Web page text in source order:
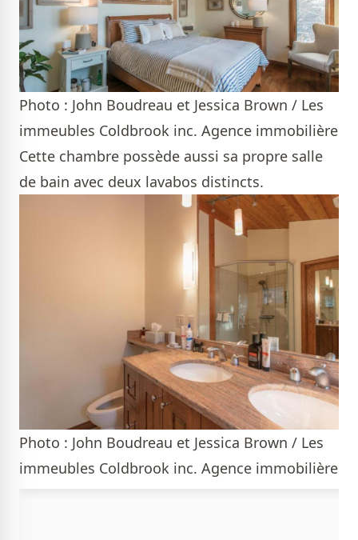
Photo : John Boudreau et Jessica Brown / Les
immeubles Coldbrook inc. Agence immobilière
Cette chambre possède aussi sa propre salle
de bain avec deux lavabos distincts.
Photo : John Boudreau et Jessica Brown / Les
immeubles Coldbrook inc. Agence immobilière